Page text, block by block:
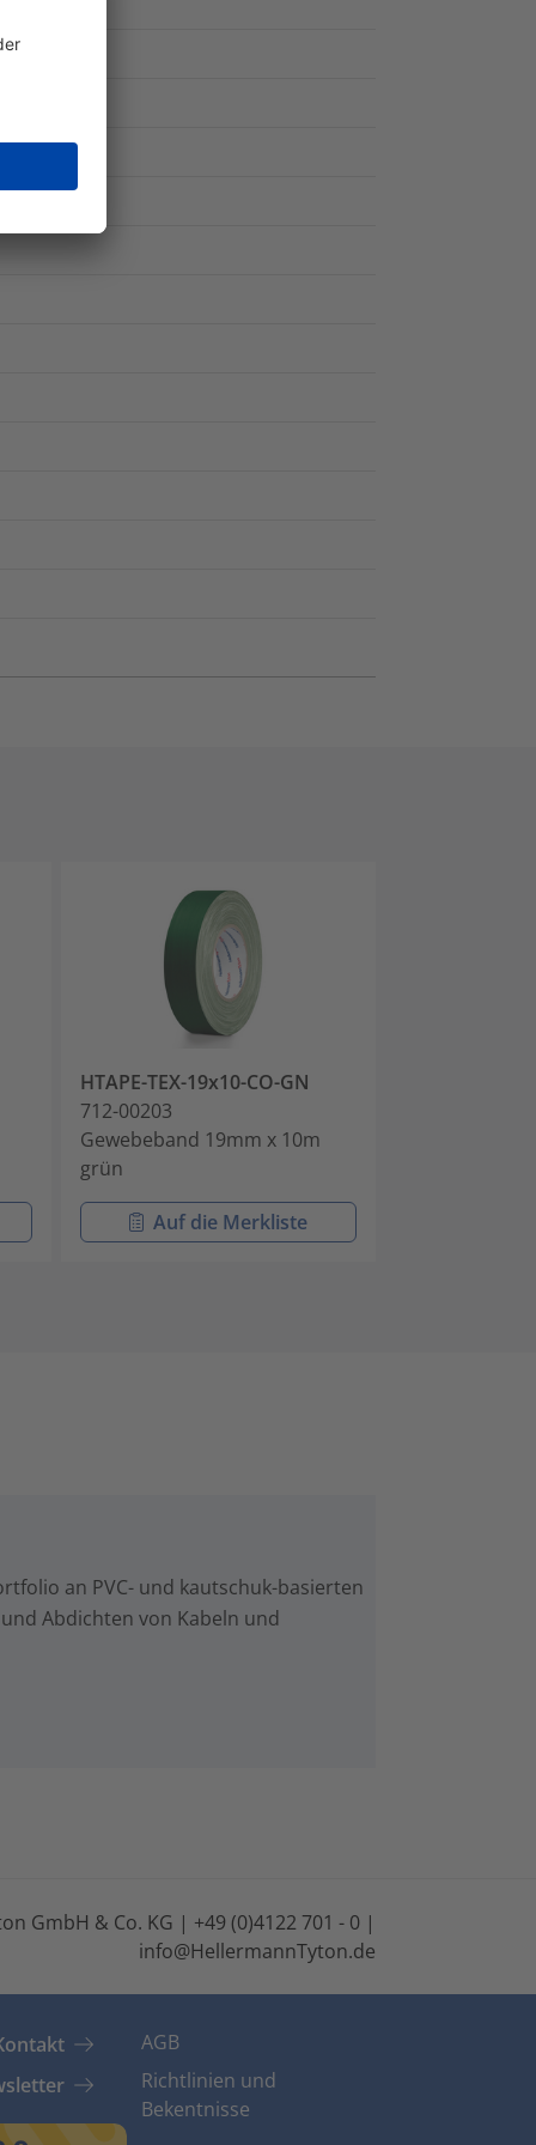
HTAPE-TEX-19x10-CO-GN
712-00203
Gewebeband 19mm x 10m
grün
Auf die Merkliste
an PVC- und kautschuk-basierten
Abdichten von Kabeln und
GmbH & Co. KG | +49 (0)4122 701 - 0 |
info@HellermannTyton.de
AGB
Richtlinien und
Bekentnisse